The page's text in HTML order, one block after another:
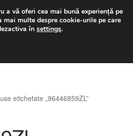
lei
4 p.m.031 229 6816
etichetate „96446859ZL”
a vă oferi cea mai bună experiență pe
mai multe despre cookie-urile pe care
în settings.